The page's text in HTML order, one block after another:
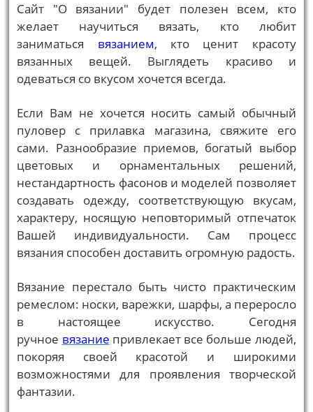
Сайт "О вязании" будет полезен всем, кто
желает научиться вязать, кто любит
заниматься
вязанием, кто ценит красоту
вязанных вещей. Выглядеть красиво и
одеваться со вкусом хочется всегда.
Если Вам не хочется носить самый обычный
пуловер с прилавка магазина, свяжите его
сами. Разнообразие приемов, богатый выбор
цветовых и орнаментальных решений,
нестандартность фасонов и моделей позволяет
создавать одежду, соответствующую вкусам,
характеру, носящую неповторимый отпечаток
Вашей индивидуальности. Сам процесс
вязания способен доставить огромную радость.
Вязание перестало быть чисто практическим
ремеслом: носки, варежки, шарфы, а переросло
в настоящее искусство. Сегодня
ручное вязание привлекает все больше людей,
покоряя своей красотой и широкими
возможностями для проявления творческой
фантазии.